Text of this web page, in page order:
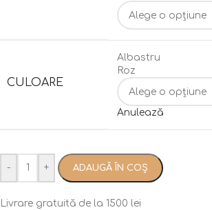
CULOARE
Albastru
Roz
Anulează
- + ADAUGĂ ÎN COȘ
Livrare gratuită de la 1500 lei